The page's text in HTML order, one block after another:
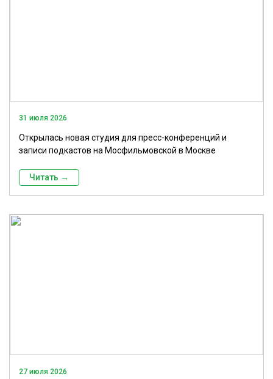
31 июля 2026
Открылась новая студия для пресс-конференций и
записи подкастов на Мосфильмовской в Москве
Читать →
27 июля 2026